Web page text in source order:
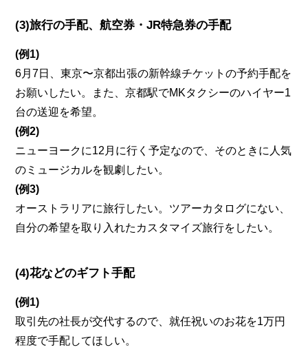
(3)旅行の手配、航空券・JR特急券の手配
(例1)
6月7日、東京〜京都出張の新幹線チケットの予約手配を
お願いしたい。また、京都駅でMKタクシーのハイヤー1
台の送迎を希望。
(例2)
ニューヨークに12月に行く予定なので、そのときに人気
のミュージカルを観劇したい。
(例3)
オーストラリアに旅行したい。ツアーカタログにない、
自分の希望を取り入れたカスタマイズ旅行をしたい。
(4)花などのギフト手配
(例1)
取引先の社長が交代するので、就任祝いのお花を1万円
程度で手配してほしい。